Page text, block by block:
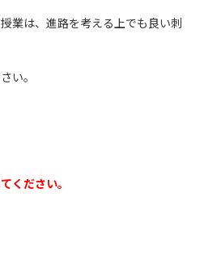
業は、進路を考える上でも良い刺
い。
ださい。